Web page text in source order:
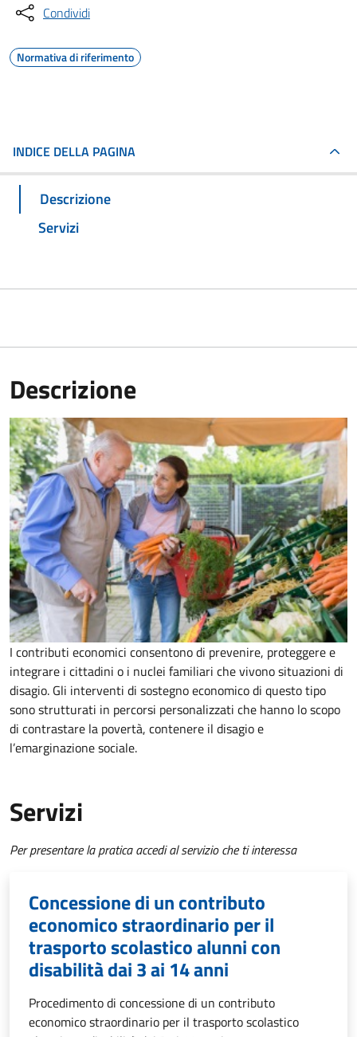
Condividi
Normativa di riferimento
INDICE DELLA PAGINA
Descrizione
Servizi
Descrizione
I contributi economici consentono di prevenire, proteggere e
integrare i cittadini o i nuclei familiari che vivono situazioni di
disagio. Gli interventi di sostegno economico di questo tipo
sono strutturati in percorsi personalizzati che hanno lo scopo
di contrastare la povertà, contenere il disagio e
l’emarginazione sociale.
Servizi
Per presentare la pratica accedi al servizio che ti interessa
Concessione di un contributo
economico straordinario per il
trasporto scolastico alunni con
disabilità dai 3 ai 14 anni
Procedimento di concessione di un contributo
economico straordinario per il trasporto scolastico